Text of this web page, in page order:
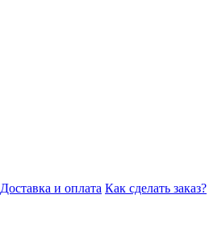
Доставка и оплата Как сделать заказ?